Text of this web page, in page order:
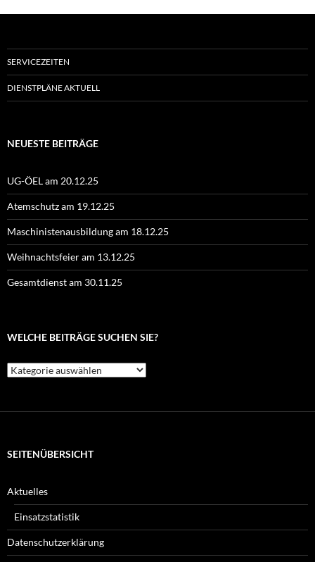
SERVICEZEITEN
DIENSTPLÄNE AKTUELL
NEUESTE BEITRÄGE
UG-ÖEL am 20.12.25
Atemschutz am 19.12.25
Maschinistenausbildung am 18.12.25
Weihnachtsfeier am 13.12.25
Gesamtdienst am 30.11.25
WELCHE BEITRÄGE SUCHEN SIE?
Welche
Beiträge
SEITENÜBERSICHT
Aktuelles
Einsatzstatistik
Datenschutzerklärung